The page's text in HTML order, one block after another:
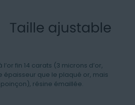
fin 14 carats (3 microns d’or,
épaisseur que le plaqué or, mais
résine émaillée.